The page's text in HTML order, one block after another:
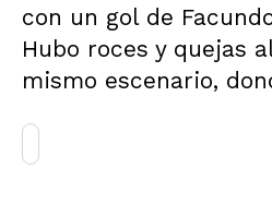
con un gol de
Hubo roces y quejas
mismo escenario,